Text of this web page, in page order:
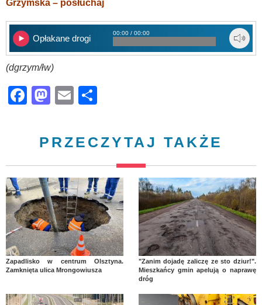
Grzymska – posłuchaj
Opłakane drogi
00:00 / 00:00
(dgrzym/łw)
Facebook
Mastodon
Email
PRZECZYTAJ TAKŻE
Zapadlisko w centrum Olsztyna.
Zamknięta ulica Mrongowiusza
"Zanim dojadę zaliczę ze sto dziur!".
Mieszkańcy gmin apelują o naprawę
dróg